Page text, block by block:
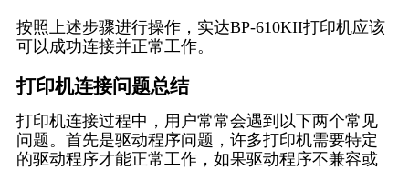
按照上述步骤进行操作，实达BP-610KII打印机应该
可以成功连接并正常工作。
打印机连接问题总结
打印机连接过程中，用户常常会遇到以下两个常见
问题。首先是驱动程序问题，许多打印机需要特定
的驱动程序才能正常工作，如果驱动程序不兼容或